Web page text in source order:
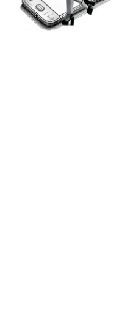
Znajdziesz tu też
optymalizację.